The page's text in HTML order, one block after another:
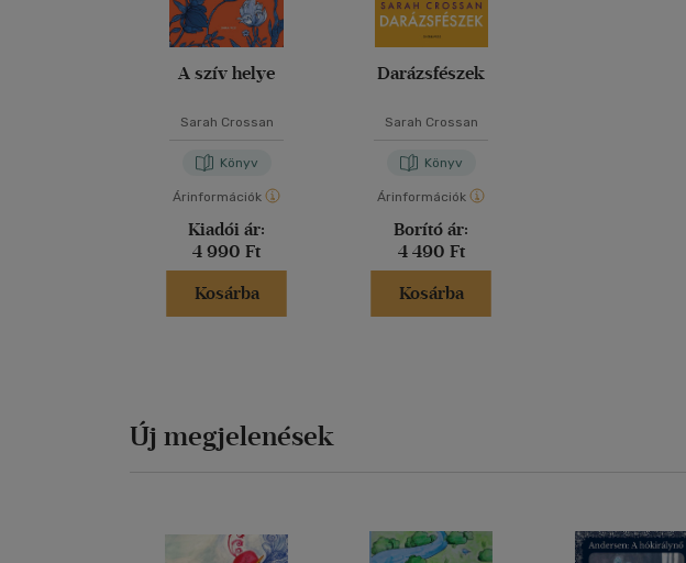
A szív helye
Sarah Crossan
Könyv
Árinformációk
Kiadói ár:
4 990 Ft
Kosárba
Darázsfészek
Sarah Crossan
Könyv
Árinformációk
Borító ár:
4 490 Ft
Kosárba
Új megjelenések